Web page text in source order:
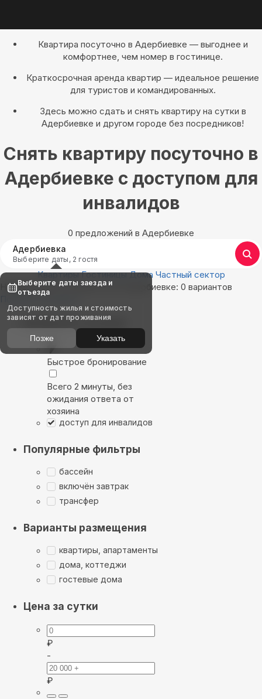
Квартира посуточно в Адербиевке — выгоднее и
комфортнее, чем номер в гостинице.
Краткосрочная аренда квартир — идеальное решение
для туристов и командированных.
Здесь можно сдать и снять квартиру на сутки в
Адербиевке и другом городе без посредников!
Снять квартиру посуточно в
Адербиевке с доступом для
инвалидов
0 предложений в Адербиевке
Адербиевка
Выберите даты, 2 гостя
Квартиры Гостиницы Дома Частный сектор
Найдём, где остановиться в Адербиевке: 0 вариантов
Показать на карте
Выбирайте лучшее
Быстрое бронирование
Всего 2 минуты, без
ожидания ответа от
хозяина
доступ для инвалидов
Популярные фильтры
бассейн
включён завтрак
трансфер
Варианты размещения
квартиры, апартаменты
дома, коттеджи
гостевые дома
Цена за сутки
₽
-
₽
Выберите даты заезда и
отъезда
Доступность жилья и стоимость
зависят от дат проживания
Позже Указать